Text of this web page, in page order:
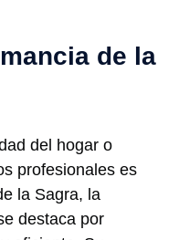
de la
del hogar o
profesionales es
la Sagra, la
destaca por